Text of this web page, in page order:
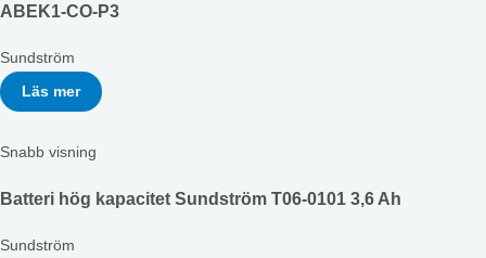
ABEK1-CO-P3
Sundström
Läs mer
Snabb visning
Batteri hög kapacitet Sundström T06-0101 3,6 Ah
Sundström